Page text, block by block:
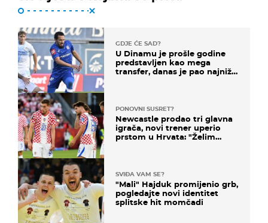
GDJE ĆE SAD?
U Dinamu je prošle godine
predstavljen kao mega
transfer, danas je pao najniže
PONOVNI SUSRET?
Newcastle prodao tri glavna
igrača, novi trener uperio
prstom u Hrvata: "Želim
SVIĐA VAM SE?
"Mali" Hajduk promijenio grb,
pogledajte novi identitet
splitske hit momčadi